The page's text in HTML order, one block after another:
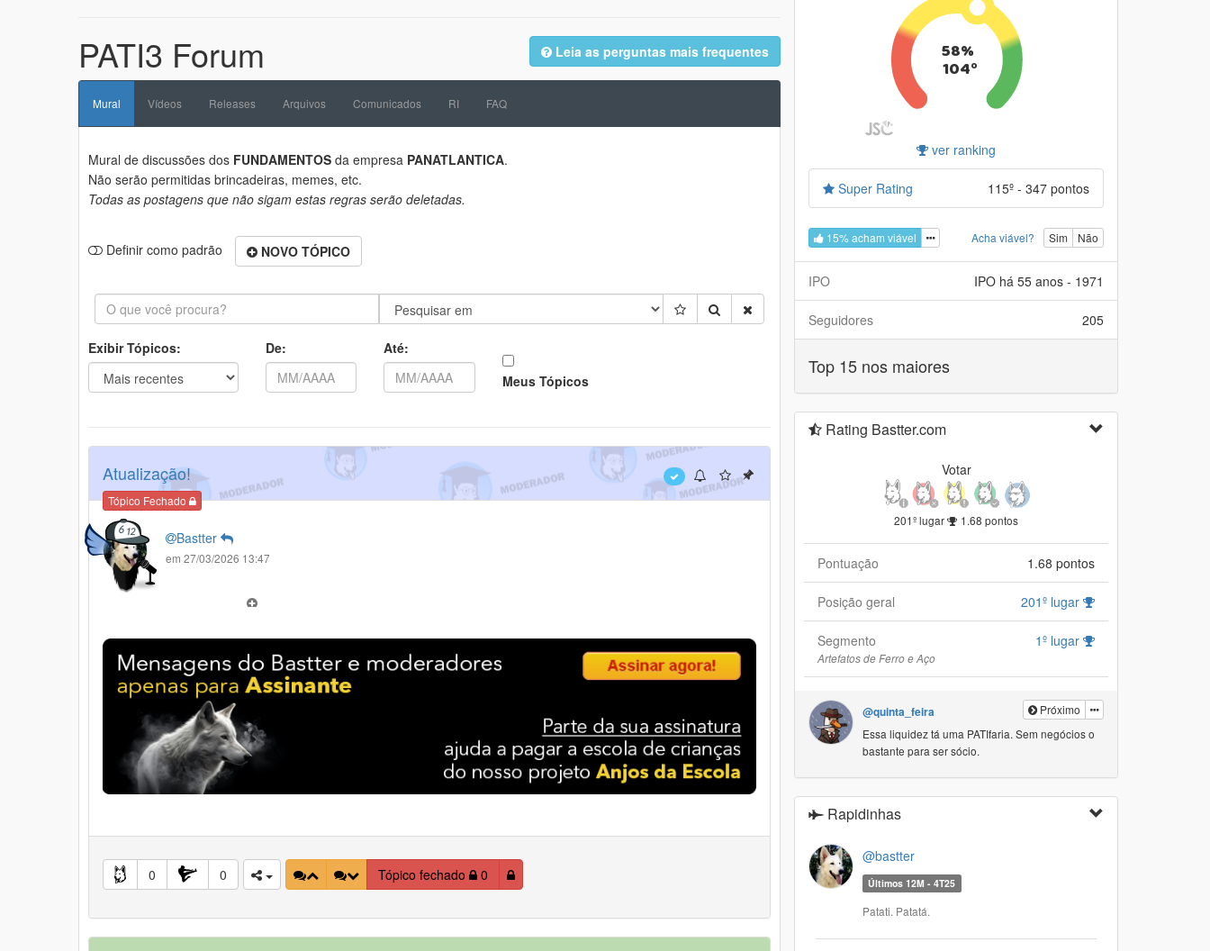
PATI3 Forum Leia as perguntas mais frequentes
Mural Vídeos Releases Arquivos Comunicados RI FAQ
Mural de discussões dos FUNDAMENTOS da empresa PANATLANTICA.
Não serão permitidas brincadeiras, memes, etc.
Todas as postagens que não sigam estas regras serão deletadas.
Definir como padrão NOVO TÓPICO
Exibir Tópicos: De:
Até:
Meus Tópicos
Atualização!
Tópico Fechado
Bastter
em 27/03/2026 13:47
0 0 Tópico fechado 0
58%
104º
ver ranking
Super Rating 115º - 347 pontos
15% acham viável Acha viável? Sim Não
IPO IPO há 55 anos - 1971
Seguidores 205
Top 15 nos maiores
Rating Bastter.com
Votar
201º lugar 1.68 pontos
Pontuação 1.68 pontos
Posição geral 201º lugar
Segmento 1º lugar
Artefatos de Ferro e Aço
Próximo
@quinta_feira
Essa liquidez tá uma PATIfaria. Sem negócios o
bastante para ser sócio.
Rapidinhas
@bastter
Últimos 12M - 4T25
Patati. Patatá.